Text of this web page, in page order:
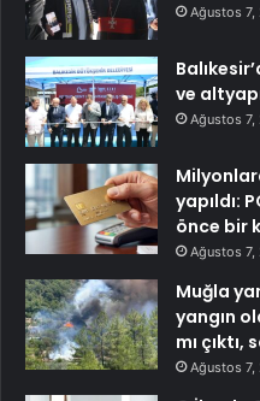
Ağustos 7,
ve
Ağustos 7,
yapıldı:
önce bir
Ağustos 7,
Muğla
yangın
mı
Ağustos 7,